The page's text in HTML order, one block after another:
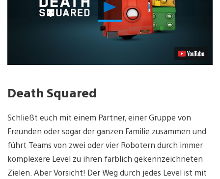
Video
abspielen
Death Squared
Schließt euch mit einem Partner, einer Gruppe von
Freunden oder sogar der ganzen Familie zusammen und
führt Teams von zwei oder vier Robotern durch immer
komplexere Level zu ihren farblich gekennzeichneten
Zielen. Aber Vorsicht! Der Weg durch jedes Level ist mit